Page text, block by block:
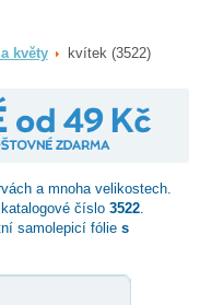
květy kvítek (3522)
a mnoha velikostech.
, katalogové číslo 3522
samolepicí fólie s